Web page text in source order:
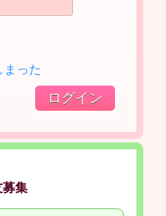
った
集